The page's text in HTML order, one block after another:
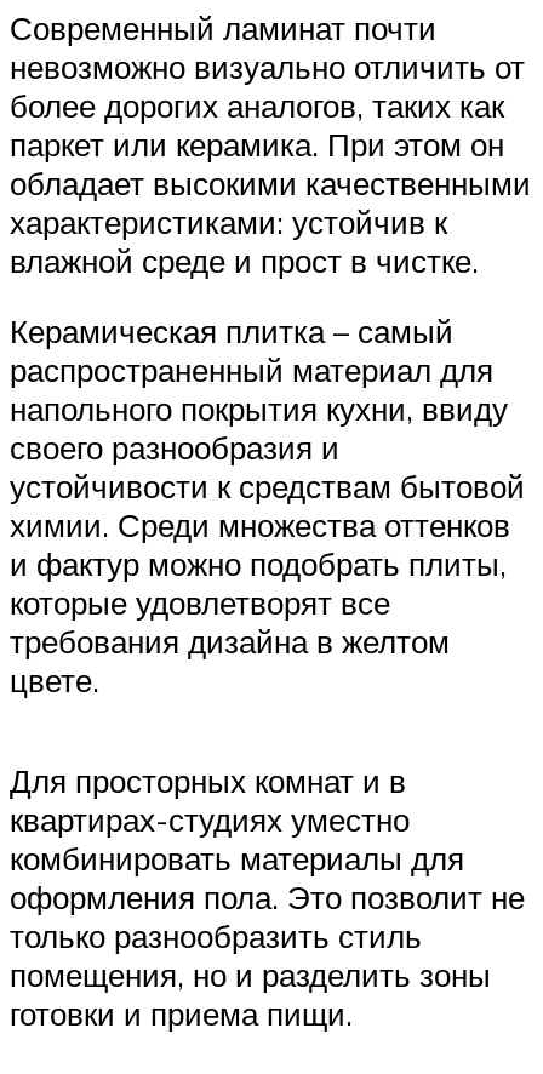
Современный ламинат почти
невозможно визуально отличить от
более дорогих аналогов, таких как
паркет или керамика. При этом он
обладает высокими качественными
характеристиками: устойчив к
влажной среде и прост в чистке.
Керамическая плитка – самый
распространенный материал для
напольного покрытия кухни, ввиду
своего разнообразия и
устойчивости к средствам бытовой
химии. Среди множества оттенков
и фактур можно подобрать плиты,
которые удовлетворят все
требования дизайна в желтом
цвете.
Для просторных комнат и в
квартирах-студиях уместно
комбинировать материалы для
оформления пола. Это позволит не
только разнообразить стиль
помещения, но и разделить зоны
готовки и приема пищи.